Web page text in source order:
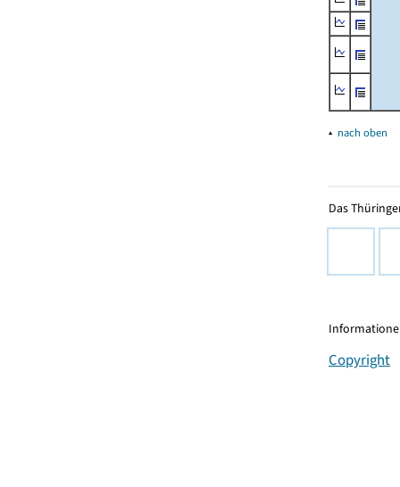
▴ nach oben
Das
Copyright